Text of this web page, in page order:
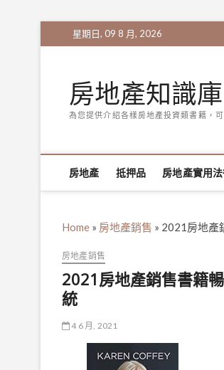
to
星期日, 09 8 月, 2026
房地產知識庫
為您提供介紹各樣房地產投資類書籍，
房地產 抵押品 房地產實用
Home » 房地產銷售 » 2021房地產
房地產銷售
2021房地產銷售書籍
統
4 6 月, 2021